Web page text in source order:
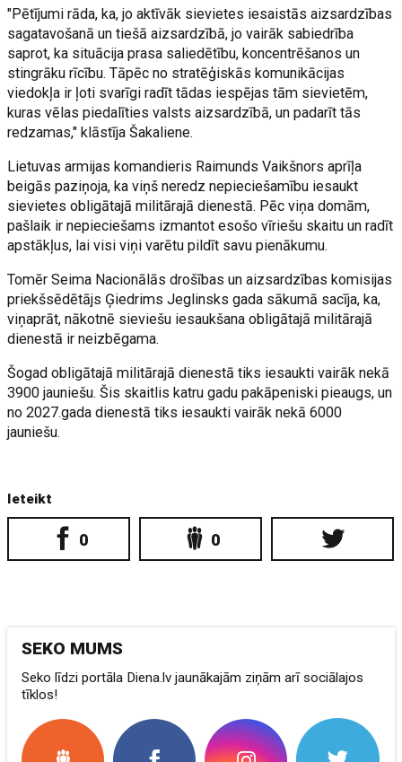
"Pētījumi rāda, ka, jo aktīvāk sievietes iesaistās aizsardzības
sagatavošanā un tiešā aizsardzībā, jo vairāk sabiedrība
saprot, ka situācija prasa saliedētību, koncentrēšanos un
stingrāku rīcību. Tāpēc no stratēģiskās komunikācijas
viedokļa ir ļoti svarīgi radīt tādas iespējas tām sievietēm,
kuras vēlas piedalīties valsts aizsardzībā, un padarīt tās
redzamas," klāstīja Šakaliene.
Lietuvas armijas komandieris Raimunds Vaikšnors aprīļa
beigās paziņoja, ka viņš neredz nepieciešamību iesaukt
sievietes obligātajā militārajā dienestā. Pēc viņa domām,
pašlaik ir nepieciešams izmantot esošo vīriešu skaitu un radīt
apstākļus, lai visi viņi varētu pildīt savu pienākumu.
Tomēr Seima Nacionālās drošības un aizsardzības komisijas
priekšsēdētājs Ģiedrims Jeglinsks gada sākumā sacīja, ka,
viņaprāt, nākotnē sieviešu iesaukšana obligātajā militārajā
dienestā ir neizbēgama.
Šogad obligātajā militārajā dienestā tiks iesaukti vairāk nekā
3900 jauniešu. Šis skaitlis katru gadu pakāpeniski pieaugs, un
no 2027.gada dienestā tiks iesaukti vairāk nekā 6000
jauniešu.
Ieteikt
0 0
SEKO MUMS
Seko līdzi portāla Diena.lv jaunākajām ziņām arī sociālajos
tīklos!